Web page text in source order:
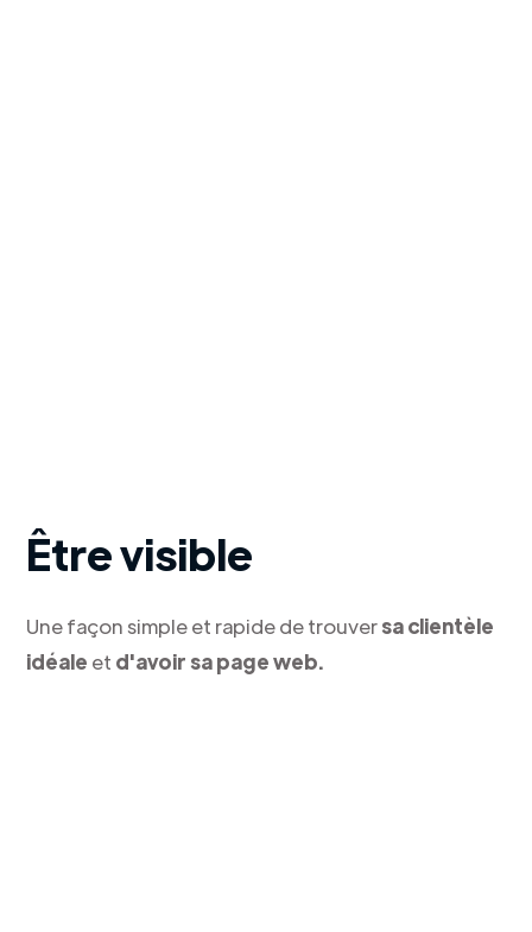
Être visible
Une façon simple et rapide de trouversa clientèle
idéale et d'avoir sa page web.